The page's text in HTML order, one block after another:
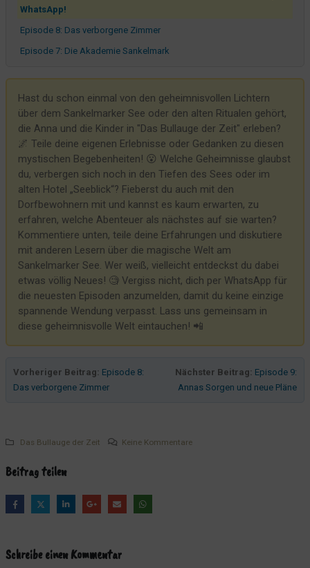
WhatsApp!
Episode 8: Das verborgene Zimmer
Episode 7: Die Akademie Sankelmark
Episode 5: Die Gravuren im Nebel
Episode 4: Das verlorene Boot
Episode 3: Symbole im Arnkielpark
Episode 2: Das Kiek In und die ersten Geschichten
Episode 1: Annas Neuanfang
Das Bullauge der Zeit
Hast du schon einmal von den geheimnisvollen Lichtern
über dem Sankelmarker See oder den alten Ritualen gehört,
die Anna und die Kinder in "Das Bullauge der Zeit" erleben?
🌌 Teile deine eigenen Erlebnisse oder Gedanken zu diesen
mystischen Begebenheiten! 😮 Welche Geheimnisse glaubst
du, verbergen sich noch in den Tiefen des Sees oder im
alten Hotel „Seeblick“? Fieberst du auch mit den
Dorfbewohnern mit und kannst es kaum erwarten, zu
erfahren, welche Abenteuer als nächstes auf sie warten?
Kommentiere unten, teile deine Erfahrungen und diskutiere
mit anderen Lesern über die magische Welt am
Sankelmarker See. Wer weiß, vielleicht entdeckst du dabei
etwas völlig Neues! 🧐 Vergiss nicht, dich per WhatsApp für
die neuesten Episoden anzumelden, damit du keine einzige
spannende Wendung verpasst. Lass uns gemeinsam in
diese geheimnisvolle Welt eintauchen! 📲
Vorheriger Beitrag: Episode 8:
Das verborgene Zimmer
Nächster Beitrag: Episode 9:
Annas Sorgen und neue Pläne
Das Bullauge der Zeit Keine Kommentare
Beitrag teilen
Schreibe einen Kommentar